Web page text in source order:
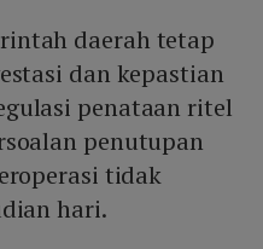
daerah tetap
dan kepastian
penataan ritel
penutupan
tidak
hari.